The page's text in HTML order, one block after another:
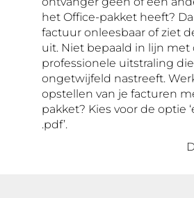
het Office-pakket heeft?
factuur onleesbaar of ziet
uit. Niet bepaald in lijn met
professionele uitstraling
ongetwijfeld nastreeft.
opstellen van je facturen
pakket? Kies voor de optie
.pdf’.